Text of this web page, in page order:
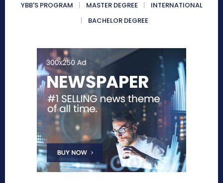
YBB'S PROGRAM
MASTER DEGREE
INTERNATIONAL
BACHELOR DEGREE